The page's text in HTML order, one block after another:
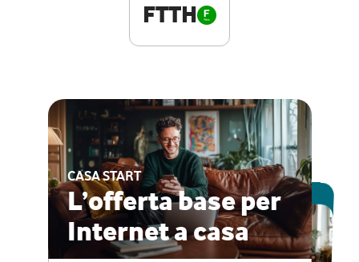
FTTH
CASA START
L’offerta base per
Internet a casa
ESCLUSIVA ONLINE